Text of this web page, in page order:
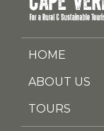
HOME
ABOUT US
TOURS